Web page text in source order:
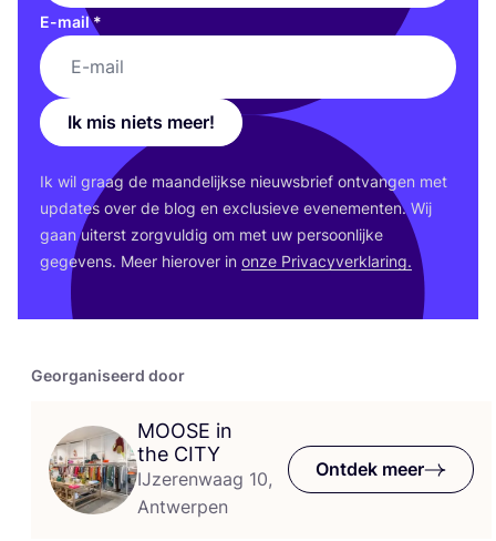
Georganiseerd door
MOOSE in
the CITY
IJzerenwaag 10,
Antwerpen
Ontdek meer
E-mail*
Ik mis niets meer!
Ik wil graag de maan­de­lijk­se nieuws­brief ont­van­gen met
upda­tes over de blog en exclu­sie­ve eve­ne­men­ten. Wij
gaan uiterst zorg­vul­dig om met uw per­soon­lij­ke
gege­vens. Meer hier­over in onze Pri­va­cy­ver­kla­ring.